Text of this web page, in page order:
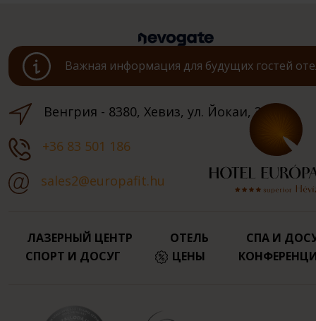
Важная информация для будущих гостей
Венгрия - 8380, Хевиз, ул. Йокаи, 3.
+36 83 501 186
sales2@europafit.hu
ЛАЗЕРНЫЙ ЦЕНТР ОТЕЛЬ
СПА И
СПОРТ И ДОСУГ
ЦЕНЫ